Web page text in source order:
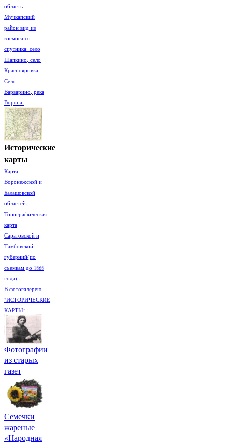
область
Мучкапский
район вид из
космоса со
спутника: село
Шапкино, село
Краснояровка,
Село
Варварино, река
Ворона.
Исторические
карты
Карта
Воронежской и
Балашовской
областей.
Топографическая
карта
Саратовской и
Тамбовской
губерний(по
съемкам до 1868
года)...
В фотогалерею
"ИСТОРИЧЕСКИЕ
КАРТЫ"
Фотографии
из старых
газет
Семечки
жареные
«Народная